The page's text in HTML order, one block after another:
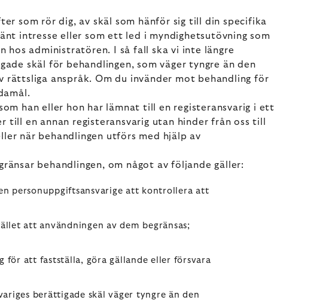
som rör dig, av skäl som hänför sig till din specifika
intresse eller som ett led i myndighetsutövning som
administratören. I så fall ska vi inte längre
skäl för behandlingen, som väger tyngre än den
anspråk. Om du invänder mot behandling för
han eller hon har lämnat till en registeransvarig i ett
en annan registeransvarig utan hinder från oss till
när behandlingen utförs med hjälp av
behandlingen, om något av följande gäller:
personuppgiftsansvarige att kontrollera att
att användningen av dem begränsas;
för att fastställa, göra gällande eller försvara
berättigade skäl väger tyngre än den